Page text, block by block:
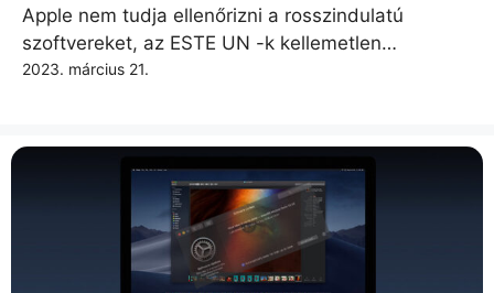
Apple nem tudja ellenőrizni a rosszindulatú
szoftvereket, az ESTE UN -k kellemetlen…
2023. március 21.